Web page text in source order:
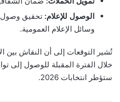
الوصول للإعلام: تحقيق وصول
وسائل الإعلام العمومية.
تُشير التوقعات إلى أن النقاش بين
خلال الفترة المقبلة للوصول إلى
ستؤطر انتخابات 2026.